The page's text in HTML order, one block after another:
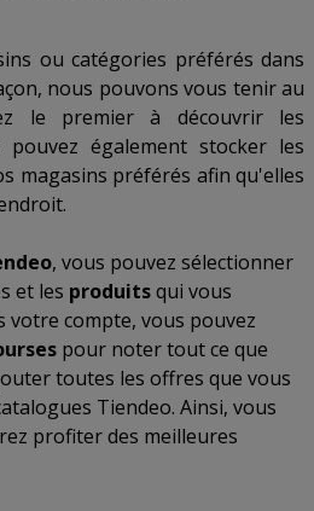
ou catégories préférés dans
nous pouvons vous tenir au
le premier à découvrir les
pouvez également stocker les
magasins préférés afin qu'elles
, vous pouvez sélectionner
et les produitsqui vous
votre compte, vous pouvez
pour noter tout ce que
toutes les offres que vous
Tiendeo. Ainsi, vous
profiter des meilleures